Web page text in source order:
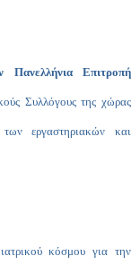
Πανελλήνια Επιτροπή
Συλλόγους της χώρας
εργαστηριακών και
κόσμου για την